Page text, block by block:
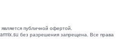
публичной офертой.
без разрешения запрещена. Все права